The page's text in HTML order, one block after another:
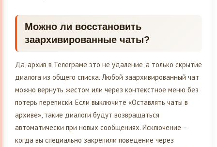
Можно ли восстановить
заархивированные чаты?
Да, архив в Телеграме это не удаление, а только скрытие
диалога из общего списка. Любой заархивированный чат
можно вернуть жестом или через контекстное меню без
потерь переписки. Если выключите «Оставлять чаты в
архиве», такие диалоги будут возвращаться
автоматически при новых сообщениях. Исключение –
когда вы специально закрепили поведение через